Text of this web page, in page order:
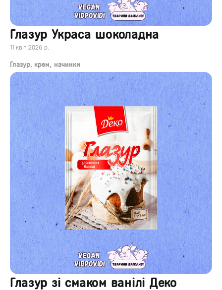
Глазур Украса шоколадна
11 квіт 2026 р.
Глазур, крем, начинки
Глазур зі смаком ванілі Деко